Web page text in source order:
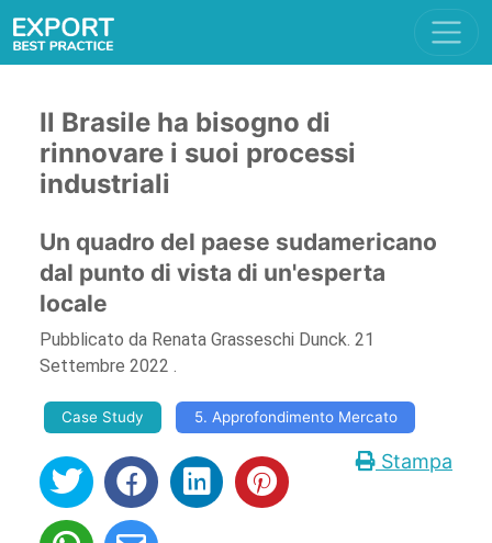
Il Brasile ha bisogno di
rinnovare i suoi processi
industriali
Un quadro del paese sudamericano
dal punto di vista di un'esperta
locale
Pubblicato da Renata Grasseschi Dunck. 21
Settembre 2022 .
Case Study 5. Approfondimento Mercato
Stampa